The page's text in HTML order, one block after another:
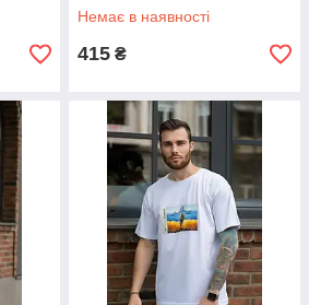
Немає в наявності
415 ₴